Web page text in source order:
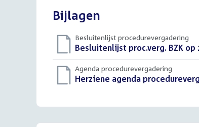
Bijlagen
Besluitenlijst procedurevergadering
Download
bestand:
Besluitenlijst proc.verg. BZK op
Agenda procedurevergadering
Download
Herziene agenda